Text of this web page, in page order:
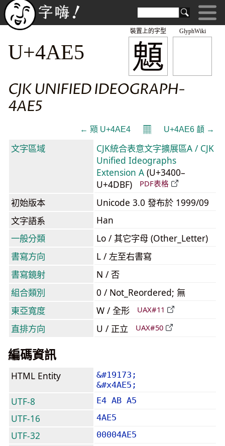
GlyphWiki
䫥
裝置上的字型
U+4AE5
CJK UNIFIED IDEOGRAPH-
4AE5
← 䫤 U+4AE4 𝄜 U+4AE6 䫦 →
文字區域
CJK統合表意文字擴展區A / CJK
Unified Ideographs
Extension A (U+3400–
U+4DBF)
PDF表格
初始版本
Unicode 3.0 發布於 1999/09
文字語系
Han
一般分類
Lo / 其它字母 (Other_Letter)
書寫方向
L / 左至右書寫
書寫鏡射
N / 否
組合類別
0 / Not_Reordered; 無
東亞寬度
W / 全形 UAX#11
直排方向 U / 正立 UAX#50
編碼資訊
HTML Entity
&#19173;
&#x4AE5;
UTF-8 E4 AB A5
UTF-16 4AE5
UTF-32 00004AE5